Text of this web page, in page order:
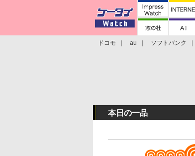
ドコモ au ソフトバンク
本日の一品